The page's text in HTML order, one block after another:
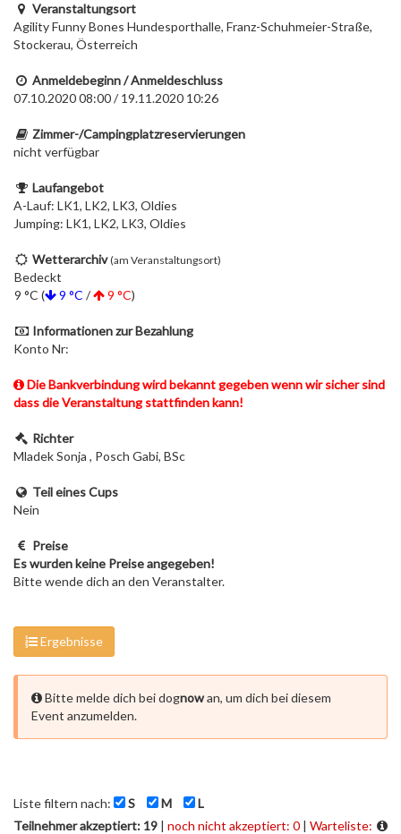
Veranstaltungsort
Agility Funny Bones Hundesporthalle, Franz-Schuhmeier-Straße,
Stockerau, Österreich
Anmeldebeginn / Anmeldeschluss
07.10.2020 08:00 / 19.11.2020 10:26
Zimmer-/Campingplatzreservierungen
nicht verfügbar
Laufangebot
A-Lauf: LK1, LK2, LK3, Oldies
Jumping: LK1, LK2, LK3, Oldies
Wetterarchiv (am Veranstaltungsort)
Bedeckt
9 °C (
9 °C / 9 °C)
Informationen zur Bezahlung
Konto Nr:
Die Bankverbindung wird bekannt gegeben wenn wir sicher sind
dass die Veranstaltung stattfinden kann!
Richter
Mladek Sonja , Posch Gabi, BSc
Teil eines Cups
Nein
Preise
Es wurden keine Preise angegeben!
Bitte wende dich an den Veranstalter.
Ergebnisse
Bitte melde dich bei dognowan, um dich bei diesem
Event anzumelden.
Liste filtern nach: S M
L
Teilnehmer akzeptiert: 19 | noch nicht akzeptiert: 0 | Warteliste: